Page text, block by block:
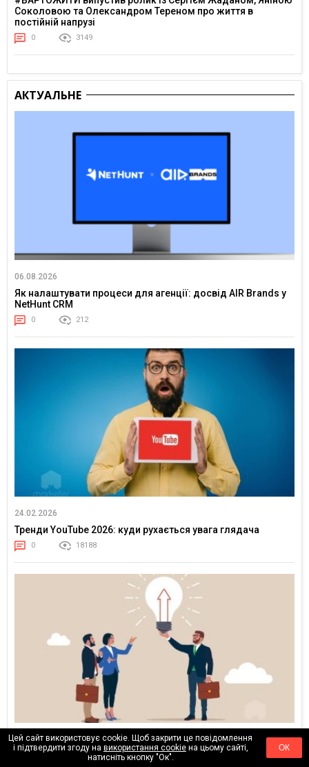
Соколовою та Олександром Тереном про життя в
постійній напрузі
0 3149
АКТУАЛЬНЕ
06.08.2026
Як налаштувати процеси для агенції: досвід AIR Brands у
NetHunt CRM
0 212
24.02.2026
Тренди YouTube 2026: куди рухається увага глядача
0 18188
17.02.2026
Клієнти більше не купують медіаплан — вони купують
Цей сайт використовує cookie. Щоб закрити це повідомлення
і підтвердити згоду на використання cookieна цьому сайті,
натисніть кнопку "Ок".
ОК